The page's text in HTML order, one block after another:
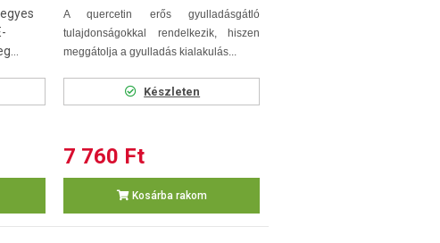
A quercetin erős gyulladásgátló
tulajdonságokkal rendelkezik, hiszen
meggátolja a gyulladás kialakulás...
Készleten
7 760 Ft
Kosárba rakom